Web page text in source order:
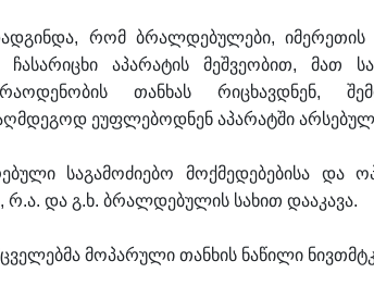
რომ ბრალდებულები, იმერეთის
ჩასარიცხი აპარატის მეშვეობით, მათ
თანხას რიცხავდნენ,
ეუფლებოდნენ აპარატში
საგამოძიებო მოქმედებებისა და
რ.ა. და გ.ხ. ბრალდებულის სახით დააკავა.
მოპარული თანხის ნაწილი